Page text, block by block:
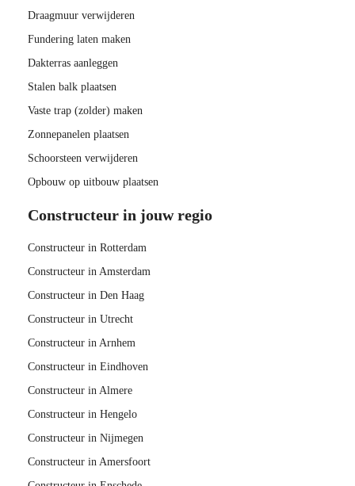
Draagmuur verwijderen
Fundering laten maken
Dakterras aanleggen
Stalen balk plaatsen
Vaste trap (zolder) maken
Zonnepanelen plaatsen
Schoorsteen verwijderen
Opbouw op uitbouw plaatsen
Constructeur in jouw regio
Constructeur in Rotterdam
Constructeur in Amsterdam
Constructeur in Den Haag
Constructeur in Utrecht
Constructeur in Arnhem
Constructeur in Eindhoven
Constructeur in Almere
Constructeur in Hengelo
Constructeur in Nijmegen
Constructeur in Amersfoort